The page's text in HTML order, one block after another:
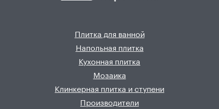
Плитка для ванной
Напольная плитка
Кухонная плитка
Мозаика
Клинкерная плитка и ступени
Производители